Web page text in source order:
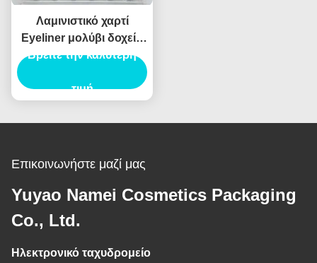
Λαμινιστικό χαρτί
Eyeliner μολύβι δοχείο
συσκευασίας σωλήνα
ενέσεις φούσκωμα
Βρείτε την καλύτερη
τιμή
Επικοινωνήστε μαζί μας
Yuyao Namei Cosmetics Packaging
Co., Ltd.
Ηλεκτρονικό ταχυδρομείο